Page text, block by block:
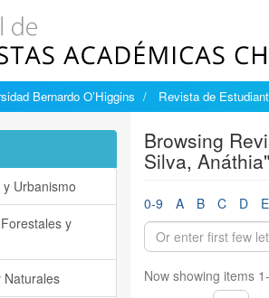
Bernardo O’Higgins Revista de
Browsing
Silva, Anáthia"
0-9 A B C D E
Now showing items
Urbanismo
y
Naturales